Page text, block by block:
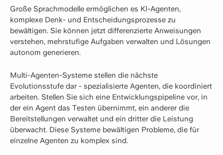
Große Sprachmodelle ermöglichen es KI-Agenten,
komplexe Denk- und Entscheidungsprozesse zu
bewältigen. Sie können jetzt differenzierte Anweisungen
verstehen, mehrstufige Aufgaben verwalten und Lösungen
autonom generieren.
Multi-Agenten-Systeme stellen die nächste
Evolutionsstufe dar - spezialisierte Agenten, die koordiniert
arbeiten. Stellen Sie sich eine Entwicklungspipeline vor, in
der ein Agent das Testen übernimmt, ein anderer die
Bereitstellungen verwaltet und ein dritter die Leistung
überwacht. Diese Systeme bewältigen Probleme, die für
einzelne Agenten zu komplex sind.